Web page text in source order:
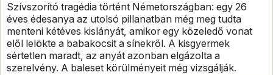
Szívszorító tragédia történt Németországban: egy 26
éves édesanya az utolsó pillanatban még meg tudta
menteni kétéves kislányát, amikor egy közeledő vonat
elől lelökte a babakocsit a sínekről. A kisgyermek
sértetlen maradt, az anyát azonban elgázolta a
szerelvény. A baleset körülményeit még vizsgálják.